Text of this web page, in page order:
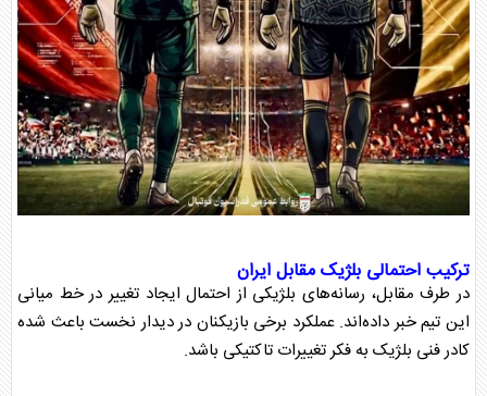
ترکیب احتمالی بلژیک مقابل ایران
در طرف مقابل، رسانه‌های بلژیکی از احتمال ایجاد تغییر در خط میانی
این تیم خبر داده‌اند. عملکرد برخی بازیکنان در دیدار نخست باعث شده
کادر فنی بلژیک به فکر تغییرات تاکتیکی باشد.